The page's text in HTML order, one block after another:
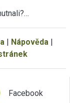
| Nápověda|
Facebook